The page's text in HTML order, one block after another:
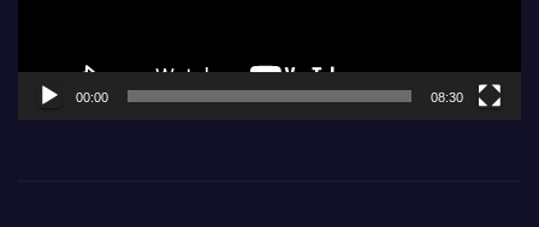
00:00 08:30